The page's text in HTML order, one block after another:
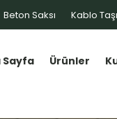
Beton Saksı Kablo Taşı
Sayfa Ürünler